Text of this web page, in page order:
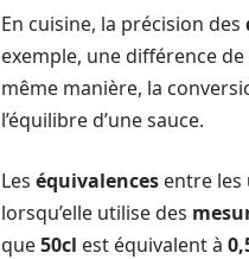
En cuisine, la précision des
exemple, une différence
même manière, la
l’équilibre d’une sauce.
Les équivalences entre les
lorsqu’elle utilise des
que50cl est équivalent à